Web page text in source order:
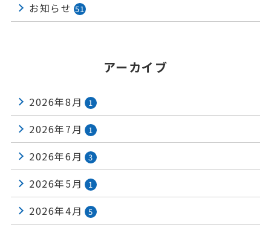
お知らせ 51
アーカイブ
2026年8月 1
2026年7月 1
2026年6月 3
2026年5月 1
2026年4月 5